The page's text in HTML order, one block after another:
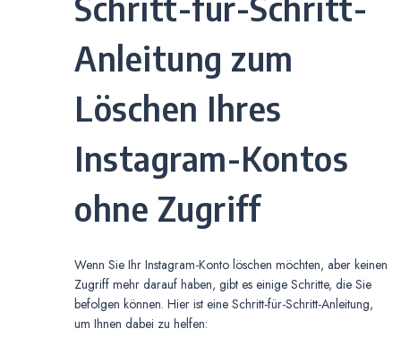
Anleitung zum
Löschen Ihres
Instagram-Kontos
ohne Zugriff
Wenn Sie Ihr Instagram-Konto löschen möchten, aber keinen
Zugriff mehr darauf haben, gibt es einige Schritte, die Sie
befolgen können. Hier ist eine Schritt-für-Schritt-Anleitung,
um Ihnen dabei zu helfen: